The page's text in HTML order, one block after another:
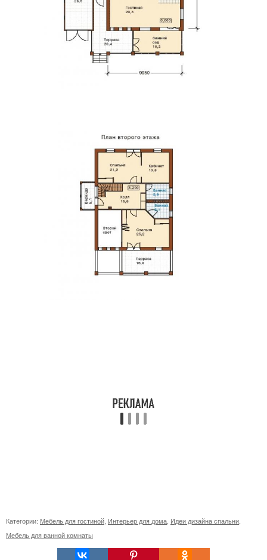
Категории: Мебель для гостиной Интерьер для дома Идеи дизайна спальни
Мебель для ванной комнаты